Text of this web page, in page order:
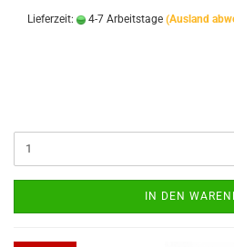
Lieferzeit: 4-7 Arbeitstage (Ausland
IN DEN